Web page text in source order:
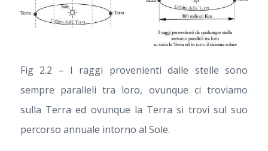
Fig 2.2 – I raggi provenienti dalle stelle sono
sempre paralleli tra loro, ovunque ci troviamo
sulla Terra ed ovunque la Terra si trovi sul suo
percorso annuale intorno al Sole.